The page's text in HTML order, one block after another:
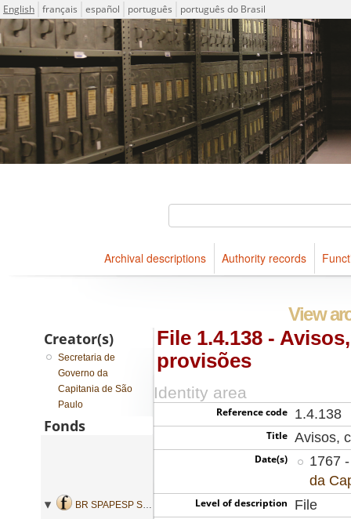
Language
English français español português português do Brasil
Descriptions for archival holdings maintained at Arquivo
ICA-AtoM Project
Archival descriptions Authority records
View
File 1.4.138 -
provisões
Identity area
Reference code 1.4.138
Title Avisos,
Date(s)
1767
da
Level of description File
Creator(s)
Secretaria de
Governo da
Capitania de São
Paulo
Fonds
BR SPAPESP SEGOVC - Secretaria de Governo da Capitania de São Paulo